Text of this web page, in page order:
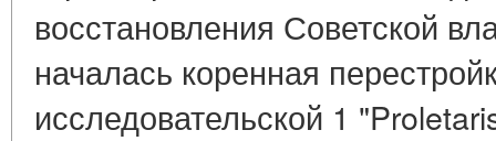
восстановления Советской
началась коренная
исследовательской 1